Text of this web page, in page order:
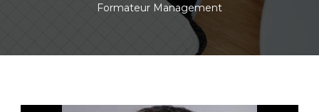
Formateur Management